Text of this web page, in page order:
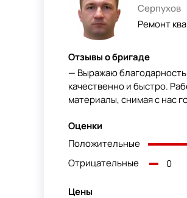
Серпухов
Ремонт
Отзывы о бригаде
— Выражаю
качественно и быстро.
материалы, снимая с нас
Оценки
Положительные
Отрицательные
0
Цены